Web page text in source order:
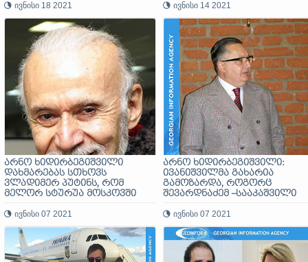
ივნისი 18 2021 ივნისი 14 2021
არნო ხიდირბეგიშვილი
დახმარებას სთხოვს
ვლადიმერ პუტინს, რომ
მელორ სტურუა მოსკოვში
ივნისი 07 2021
არნო ხიდირბეგიშვილი:
ივანიშვილმა გახარია
გამოზარდა, როგორც
შევარდნაძემ –სააკაშვილი
ივნისი 07 2021